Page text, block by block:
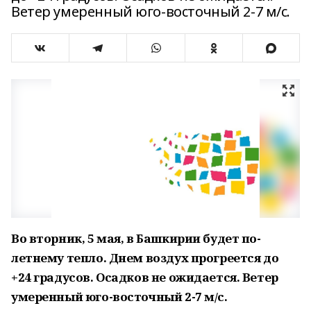
Ветер умеренный юго-восточный 2-7 м/с.
Во вторник, 5 мая, в Башкирии будет по-
летнему тепло. Днем воздух прогреется до
+24 градусов. Осадков не ожидается. Ветер
умеренный юго-восточный 2-7 м/с.